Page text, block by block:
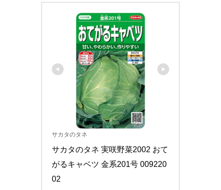
サカタのタネ
サカタのタネ 実咲野菜2002 おて
がるキャベツ 金系201号 009220
02